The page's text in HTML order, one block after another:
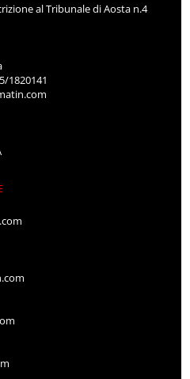
al Tribunale di Aosta n.4
1820141